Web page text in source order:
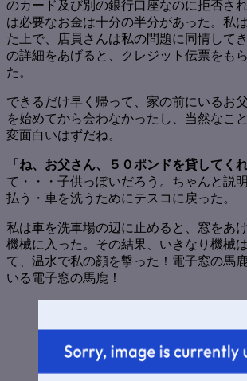
のカード及び別の銀行口座なのに拒否さ
は必要なお金は十分の半分があった。私
た上で、店員さんは私の問題に同情して
の詳細をあげると、クレジット伝票をも
た。
できるだけ早く帰って、家の前にいるお
を始めてから会わなかったし、当然なこ
変面白いはずだね。
「ね、お父さん、５０ポンドを貸してく
て・・・子供っぽいだろう。ちゃんと説
払う・車を洗うためにテスコに戻った。
私は車を洗車場の辺に止めると、窓をあ
機械に入った。その結果、いきなり機械
て、温水で私の顔を撃った！電子窓の馬
いる電子窓の馬鹿！